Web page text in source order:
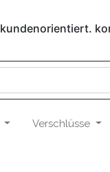
kundenorientiert.
Verschlüsse